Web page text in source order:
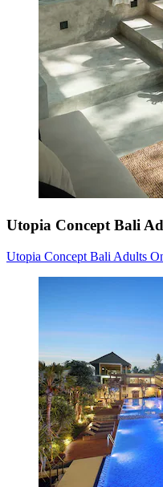
Utopia Concept Bali
Utopia Concept Bali Adults